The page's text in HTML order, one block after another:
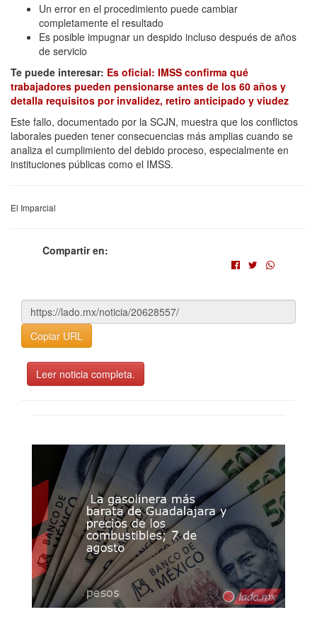
Un error en el procedimiento puede cambiar
completamente el resultado
Es posible impugnar un despido incluso después de años
de servicio
Te puede interesar: Es oficial: IMSS confirma qué
trabajadores pueden pensionarse antes de los 60 años y
detalla requisitos por invalidez, retiro anticipado y viudez
Este fallo, documentado por la SCJN, muestra que los conflictos
laborales pueden tener consecuencias más amplias cuando se
analiza el cumplimiento del debido proceso, especialmente en
instituciones públicas como el IMSS.
El Imparcial
Compartir en:
Copiar URL
Leer noticia completa.